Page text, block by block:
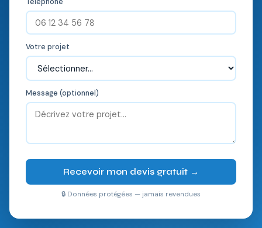
Votre projet
Message (optionnel)
Recevoir mon devis gratuit →
🔒 Données protégées — jamais revendues